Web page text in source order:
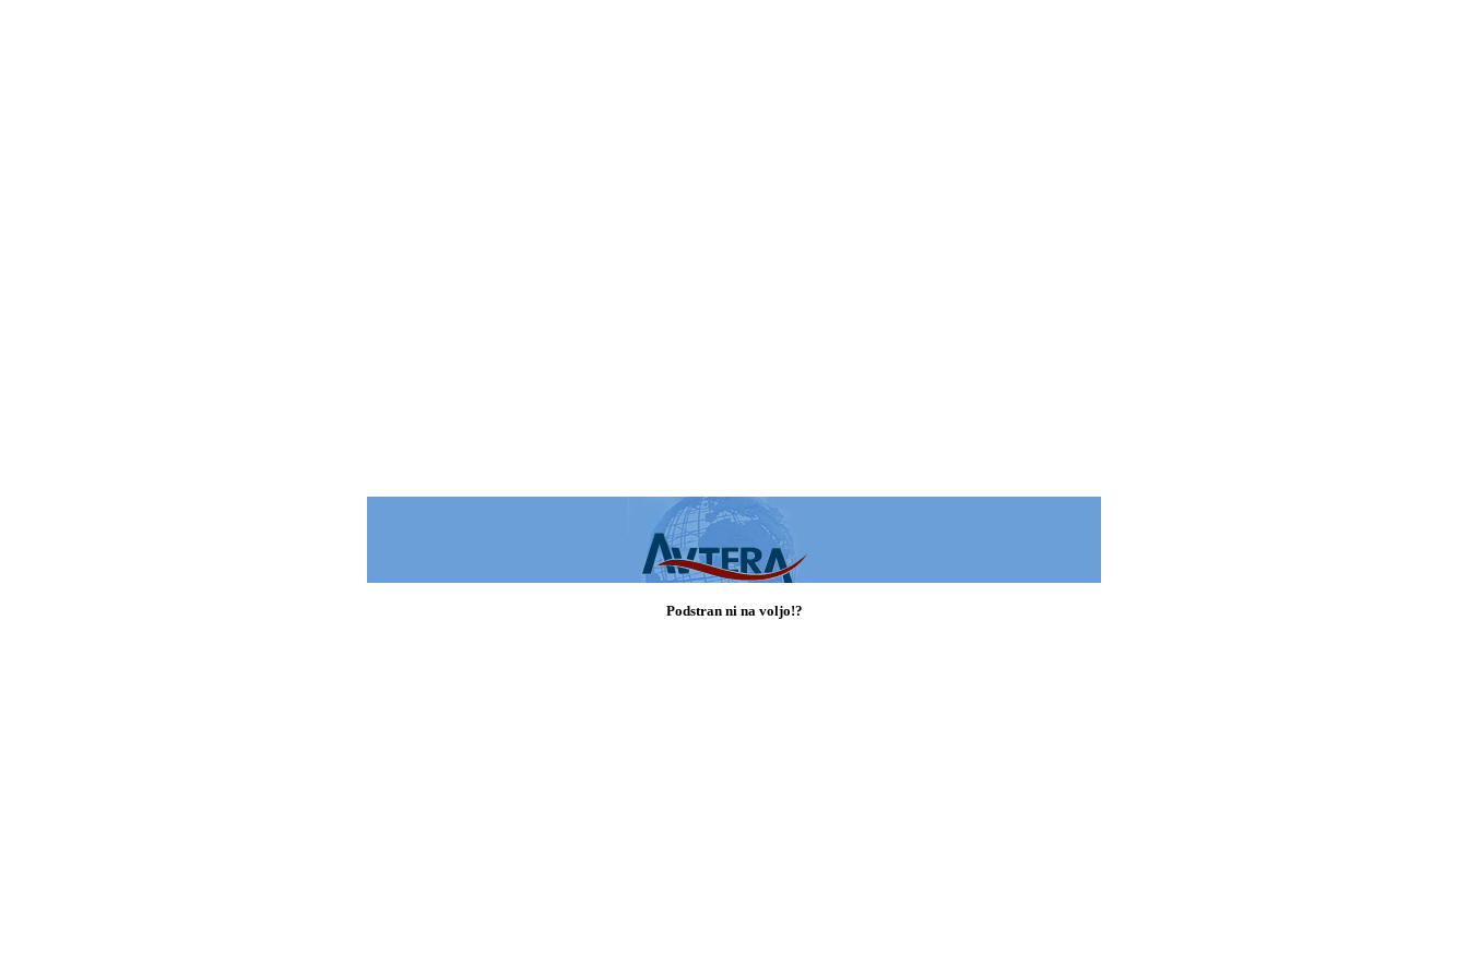
Podstran ni na voljo!?